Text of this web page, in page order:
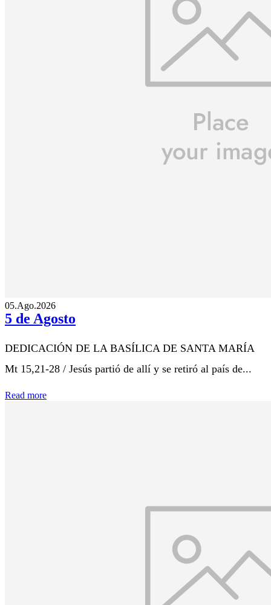
05.Ago.2026
5 de Agosto
DEDICACIÓN DE LA BASÍLICA DE SANTA MARÍA
Mt 15,21-28 / Jesús partió de allí y se retiró al país de...
Read more